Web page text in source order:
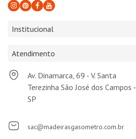
Institucional
Atendimento
Av. Dinamarca, 69 - V. Santa
Terezinha São José dos Campos -
SP
sac@madeirasgasometro.com.br